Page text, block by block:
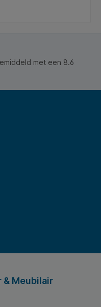
met een 8.6
& Meubilair